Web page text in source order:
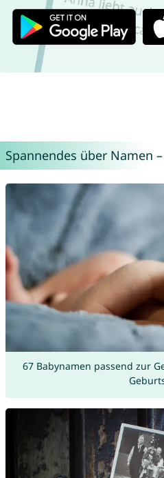
Spannendes über Namen
67 Babynamen passend zur